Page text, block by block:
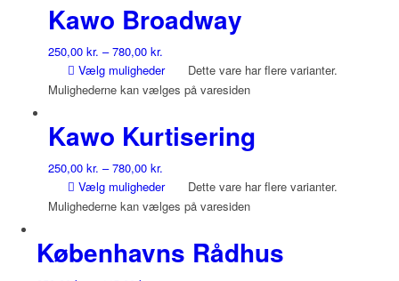
Kawo Broadway
250,00 kr. –780,00 kr.
Vælg muligheder
Dette vare har flere varianter.
Mulighederne kan vælges på varesiden
Kawo Kurtisering
250,00 kr. –780,00 kr.
Vælg muligheder
Dette vare har flere varianter.
Mulighederne kan vælges på varesiden
Københavns Rådhus